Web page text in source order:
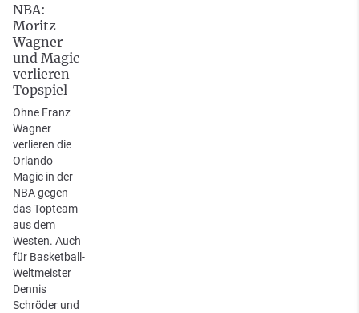
NBA:
Moritz
Wagner
und Magic
verlieren
Topspiel
Ohne Franz
Wagner
verlieren die
Orlando
Magic in der
NBA gegen
das Topteam
aus dem
Westen. Auch
für Basketball-
Weltmeister
Dennis
Schröder und